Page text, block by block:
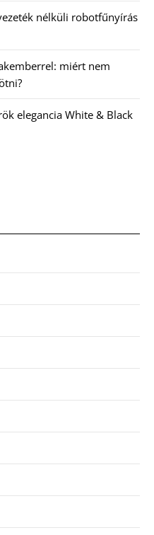
nélküli robotfűnyírás
miért nem
elegancia White & Black